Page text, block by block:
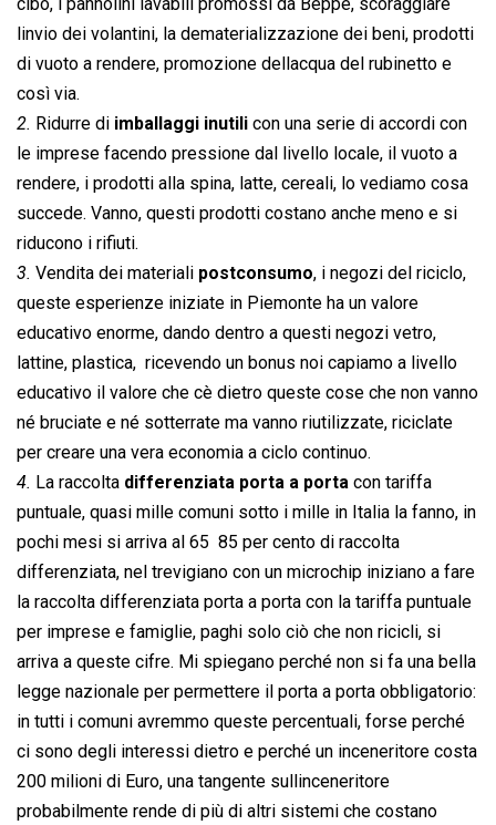
cibo, i pannolini lavabili promossi da Beppe, scoraggiare
linvio dei volantini, la dematerializzazione dei beni, prodotti
di vuoto a rendere, promozione dellacqua del rubinetto e
così via.
2. Ridurre di imballaggi inutili con una serie di accordi con
le imprese facendo pressione dal livello locale, il vuoto a
rendere, i prodotti alla spina, latte, cereali, lo vediamo cosa
succede. Vanno, questi prodotti costano anche meno e si
riducono i rifiuti.
3. Vendita dei materiali postconsumo, i negozi del riciclo,
queste esperienze iniziate in Piemonte ha un valore
educativo enorme, dando dentro a questi negozi vetro,
lattine, plastica, ricevendo un bonus noi capiamo a livello
educativo il valore che cè dietro queste cose che non vanno
né bruciate e né sotterrate ma vanno riutilizzate, riciclate
per creare una vera economia a ciclo continuo.
4. La raccolta differenziata porta a porta con tariffa
puntuale, quasi mille comuni sotto i mille in Italia la fanno, in
pochi mesi si arriva al 65  85 per cento di raccolta
differenziata, nel trevigiano con un microchip iniziano a fare
la raccolta differenziata porta a porta con la tariffa puntuale
per imprese e famiglie, paghi solo ciò che non ricicli, si
arriva a queste cifre. Mi spiegano perché non si fa una bella
legge nazionale per permettere il porta a porta obbligatorio:
in tutti i comuni avremmo queste percentuali, forse perché
ci sono degli interessi dietro e perché un inceneritore costa
200 milioni di Euro, una tangente sullinceneritore
probabilmente rende di più di altri sistemi che costano